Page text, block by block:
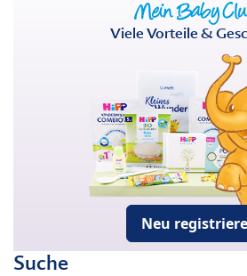
Viele Vorteile &
Neu
Suche